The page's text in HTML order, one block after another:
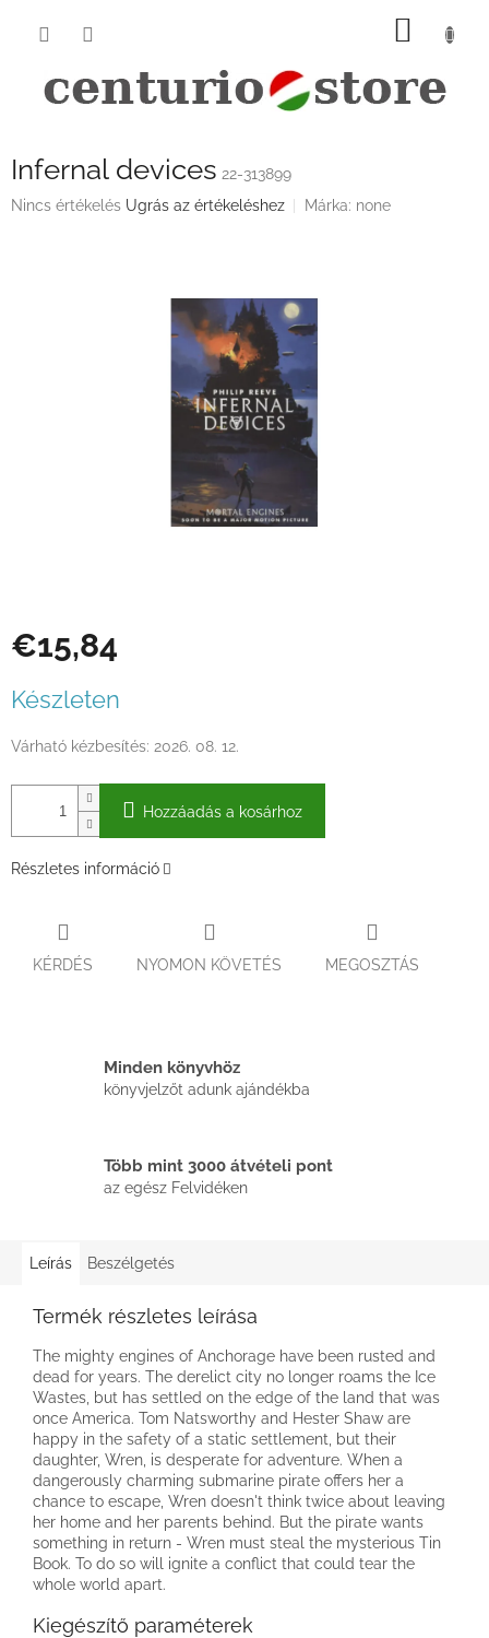
KOSÁR
Infernal devices 22-313899
A
Nincs értékelés Ugrás az értékeléshez Márka: none
€15,84
Készleten
Várható kézbesítés: 2026. 08. 12.
Hozzáadás a kosárhoz
Részletes információ
KÉRDÉS NYOMON KÖVETÉS MEGOSZTÁS
Minden könyvhöz
könyvjelzőt adunk ajándékba
Több mint 3000 átvételi pont
az egész Felvidéken
Leírás Beszélgetés
Termék részletes leírása
The mighty engines of Anchorage have been rusted and
dead for years. The derelict city no longer roams the Ice
Wastes, but has settled on the edge of the land that was
once America. Tom Natsworthy and Hester Shaw are
happy in the safety of a static settlement, but their
daughter, Wren, is desperate for adventure. When a
dangerously charming submarine pirate offers her a
chance to escape, Wren doesn't think twice about leaving
her home and her parents behind. But the pirate wants
something in return - Wren must steal the mysterious Tin
Book. To do so will ignite a conflict that could tear the
whole world apart.
Kiegészítő paraméterek